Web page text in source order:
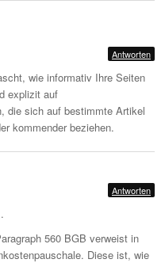
Antworten
wie informativ Ihre Seiten
explizit auf
die sich auf bestimmte Artikel
kommender beziehen.
Antworten
560 BGB verweist in
Diese ist, wie